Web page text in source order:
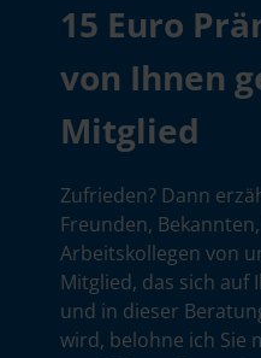
15 Euro
von Ihnen
Mitglied
Zufrieden? Dann
Freunden,
Arbeitskollegen von
Mitglied, das sich auf
und in dieser
wird, belohne ich Sie